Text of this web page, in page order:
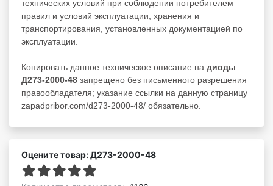
технических условий при соблюдении потребителем
правил и условий эксплуатации, хранения и
транспортирования, установленных документацией по
эксплуатации.
Копировать данное техническое описание на диоды
Д273-2000-48 запрещено без письменного разрешения
правообладателя; указание ссылки на данную страницу
zapadpribor.com/d273-2000-48/ обязательно.
Оцените товар: Д273-2000-48